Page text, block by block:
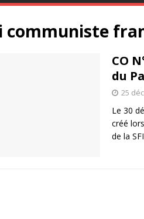
communiste
CO
du
25
Le 30
créé
de la